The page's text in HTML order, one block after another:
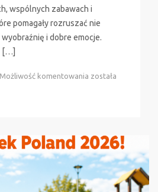
wspólnych zabawach i
pomagały rozruszać nie
i dobre emocje.
[…]
Możliwość komentowania MOVE
za
nami!
została